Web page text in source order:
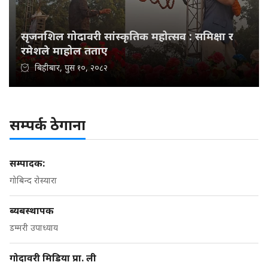
सृजनशिल गोदावरी सांस्कृतिक महोत्सव : समिक्षा र
रमेशले माहोल तताए
बिहीबार, पुस १०, २०८२
सम्पर्क ठेगाना
सम्पादक:
गोबिन्द रोस्यारा
ब्यबस्थापक
डम्मरी उपाध्याय
गोदावरी मिडिया प्रा. ली